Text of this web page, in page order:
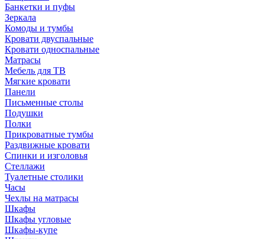
Банкетки и пуфы
Зеркала
Комоды и тумбы
Кровати двуспальные
Кровати односпальные
Матрасы
Мебель для ТВ
Мягкие кровати
Панели
Письменные столы
Подушки
Полки
Прикроватные тумбы
Раздвижные кровати
Спинки и изголовья
Стеллажи
Туалетные столики
Часы
Чехлы на матрасы
Шкафы
Шкафы угловые
Шкафы-купе